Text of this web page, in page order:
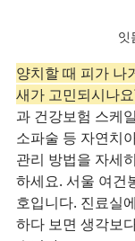
잇
양치할 때 피가 나
새가 고민되시나
과 건강보험 스케
소파술 등 자연치
관리 방법을 자세
하세요. 서울 여건
호입니다. 진료실
하다 보면 생각보